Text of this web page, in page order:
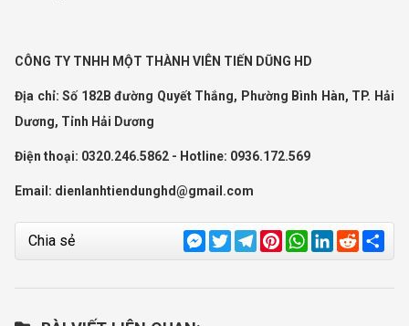
CÔNG TY TNHH MỘT THÀNH VIÊN TIẾN DŨNG HD
Địa chỉ: Số 182B đường Quyết Thắng, Phường Bình Hàn, TP. Hải
Dương, Tỉnh Hải Dương
Điện thoại: 0320.246.5862 - Hotline: 0936.172.569
Email: dienlanhtiendunghd@gmail.com
Chia sẻ Messenger
TwitterTelegram
Pinterest
WhatsApp
LinkedIn
Reddit